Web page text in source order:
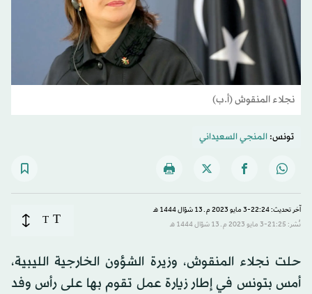
نجلاء المنقوش (أ.ب)
تونس:المنجي السعيداني
آخر تحديث: 22:24-3 مايو 2023 م ـ 13 شوّال 1444 هـ
نُشر: 21:25-3 مايو 2023 م ـ 13 شوّال 1444 هـ
T
T
حلت نجلاء المنقوش، وزيرة الشؤون الخارجية الليبية،
أمس بتونس في إطار زيارة عمل تقوم بها على رأس وفد